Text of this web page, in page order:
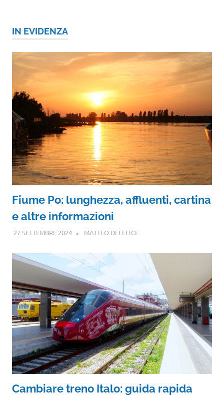
IN EVIDENZA
Fiume Po: lunghezza, affluenti, cartina
e altre informazioni
27 SETTEMBRE 2024 MATTEO DI FELICE
Cambiare treno Italo: guida rapida